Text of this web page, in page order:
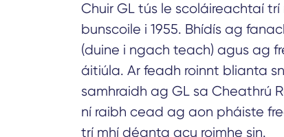
Chuir GL tús le scoláireachtaí
bunscoile i 1955. Bhídís ag
(duine i ngach teach) agus ag
áitiúla. Ar feadh roinnt blianta
samhraidh ag GL sa Cheathrú
ní raibh cead ag aon pháiste
trí mhí déanta acu roimhe sin.